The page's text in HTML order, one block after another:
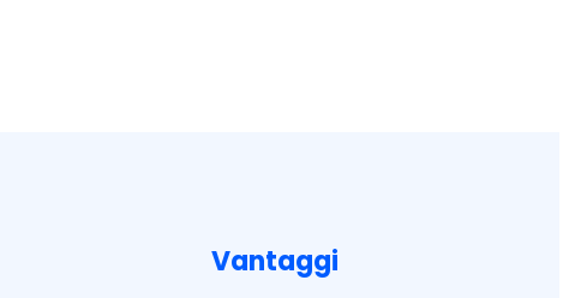
Vantaggi